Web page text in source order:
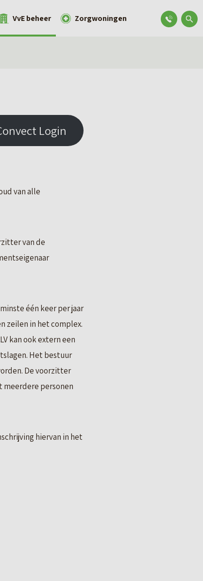
VvE beheer Zorgwoningen
Login
van alle
van de
één keer per jaar
zeilen in het complex.
kan ook extern een
Het bestuur
De voorzitter
meerdere personen
hiervan in het